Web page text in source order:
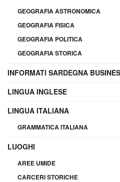
GEOGRAFIA ASTRONOMICA
GEOGRAFIA FISICA
GEOGRAFIA POLITICA
GEOGRAFIA STORICA
INFORMATI SARDEGNA
LINGUA INGLESE
LINGUA ITALIANA
GRAMMATICA ITALIANA
LUOGHI
AREE UMIDE
CARCERI STORICHE